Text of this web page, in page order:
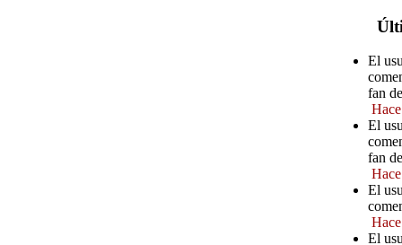
El
fan
El
fan
El
El